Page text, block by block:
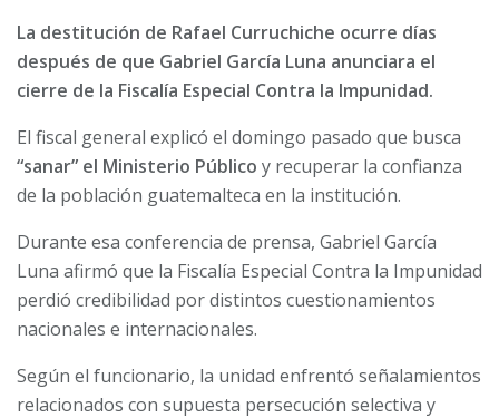
La destitución de Rafael Curruchiche ocurre días
después de que Gabriel García Luna anunciara el
cierre de la Fiscalía Especial Contra la Impunidad.
El fiscal general explicó el domingo pasado que busca
“sanar” el Ministerio Público y recuperar la confianza
de la población guatemalteca en la institución.
Durante esa conferencia de prensa, Gabriel García
Luna afirmó que la Fiscalía Especial Contra la Impunidad
perdió credibilidad por distintos cuestionamientos
nacionales e internacionales.
Según el funcionario, la unidad enfrentó señalamientos
relacionados con supuesta persecución selectiva y